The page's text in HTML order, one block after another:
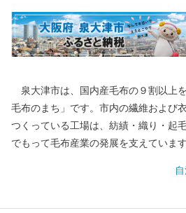
泉大津市は、国内産毛布の９割以上
毛布のまち」です。市内の繊維および
つくっている工場は、紡績・織り・起
でもって毛布産業の発展を支えていま
ていました。交通の要として人の往来